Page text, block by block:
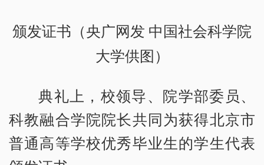
颁发证书（央广网发 中国社会科学院
大学供图）
典礼上，校领导、院学部委员、
科教融合学院院长共同为获得北京市
普通高等学校优秀毕业生的学生代表